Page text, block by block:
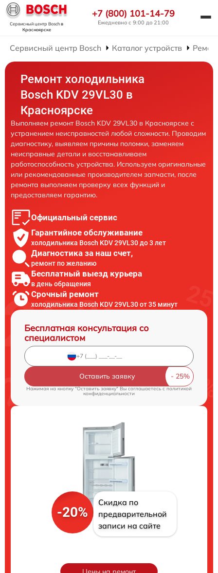
Сервисный центр Boschв
Красноярске
+7 (800) 101-14-79
Ежедневно с 9:00 до 21:00
Сервисный центр Bosch Каталог устройств
Ремонт холодильника
Bosch KDV 29VL30 в
Красноярске
Выполняем ремонт Bosch KDV 29VL30 в Красноярске с
устранением неисправностей любой сложности. Проводим
диагностику, выявляем причины поломки, заменяем
неисправные детали и восстанавливаем
работоспособность устройства. Используем оригинальные
или рекомендованные производителем запчасти, после
ремонта выполняем проверку всех функций и
предоставляем гарантию.
Официальный сервис
Гарантийное обслуживание
холодильника Bosch KDV 29VL30 до 3 лет
Диагностика за наш счет,
ремонт по желанию
Бесплатный выезд курьера
в день обращения
Срочный ремонт
холодильника Bosch KDV 29VL30 от 35 минут
Бесплатная консультация со
специалистом
Оставить заявку
Нажимая на кнопку "Оставить заявку" Вы соглашаетесь cполитикой
конфиденциальности
-20%
Скидка по
предварительной
записи на сайте